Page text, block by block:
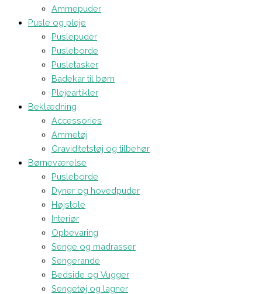
Ammepuder
Pusle og pleje
Puslepuder
Pusleborde
Pusletasker
Badekar til børn
Plejeartikler
Beklædning
Accessories
Ammetøj
Graviditetstøj og tilbehør
Børneværelse
Pusleborde
Dyner og hovedpuder
Højstole
Interiør
Opbevaring
Senge og madrasser
Sengerande
Bedside og Vugger
Sengetøj og lagner